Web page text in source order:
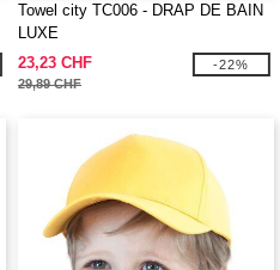
Towel city TC006 - DRAP DE BAIN
LUXE
23,23 CHF
29,89 CHF
-22%